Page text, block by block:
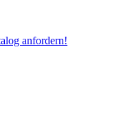
anfordern!